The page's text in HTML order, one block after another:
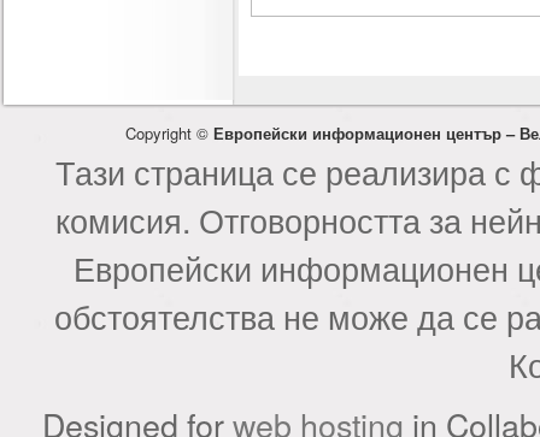
Copyright © Европейски информационен център –
Тази страница се реализира с
комисия. Отговорността за
Европейски информационен
обстоятелства не може да се
Designed forweb hosting in